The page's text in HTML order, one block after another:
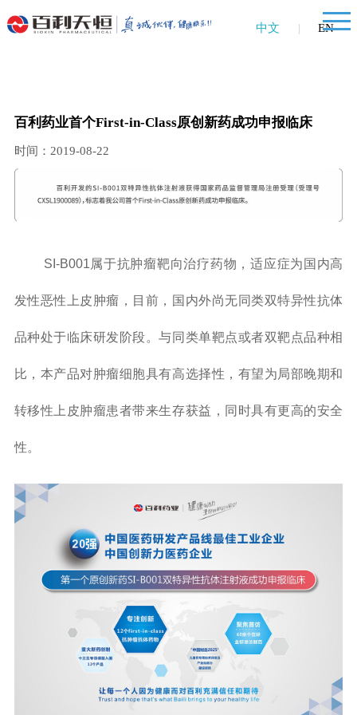
中文 | EN
百利药业首个First-in-Class原创新药成功申报临床
时间：2019-08-22
SI-B001属于抗肿瘤靶向治疗药物，适应症为国内高
发性恶性上皮肿瘤，目前，国内外尚无同类双特异性抗体
品种处于临床研发阶段。与同类单靶点或者双靶点品种相
比，本产品对肿瘤细胞具有高选择性，有望为局部晚期和
转移性上皮肿瘤患者带来生存获益，同时具有更高的安全
性。